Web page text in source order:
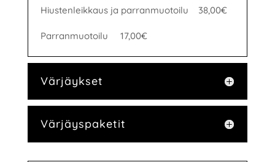
Hiustenleikkaus ja parranmuotoilu 38,00€
Parranmuotoilu 17,00€
Värjäykset
Värjäyspaketit